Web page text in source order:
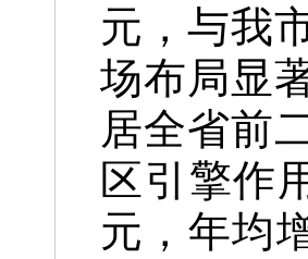
元，与我
场布局显
居全省前
区引擎作
元，年均